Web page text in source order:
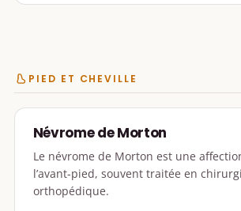
PIED ET CHEVILLE
Névrome de Morton
Le névrome de Morton est une
l’avant-pied, souvent traitée en
orthopédique.